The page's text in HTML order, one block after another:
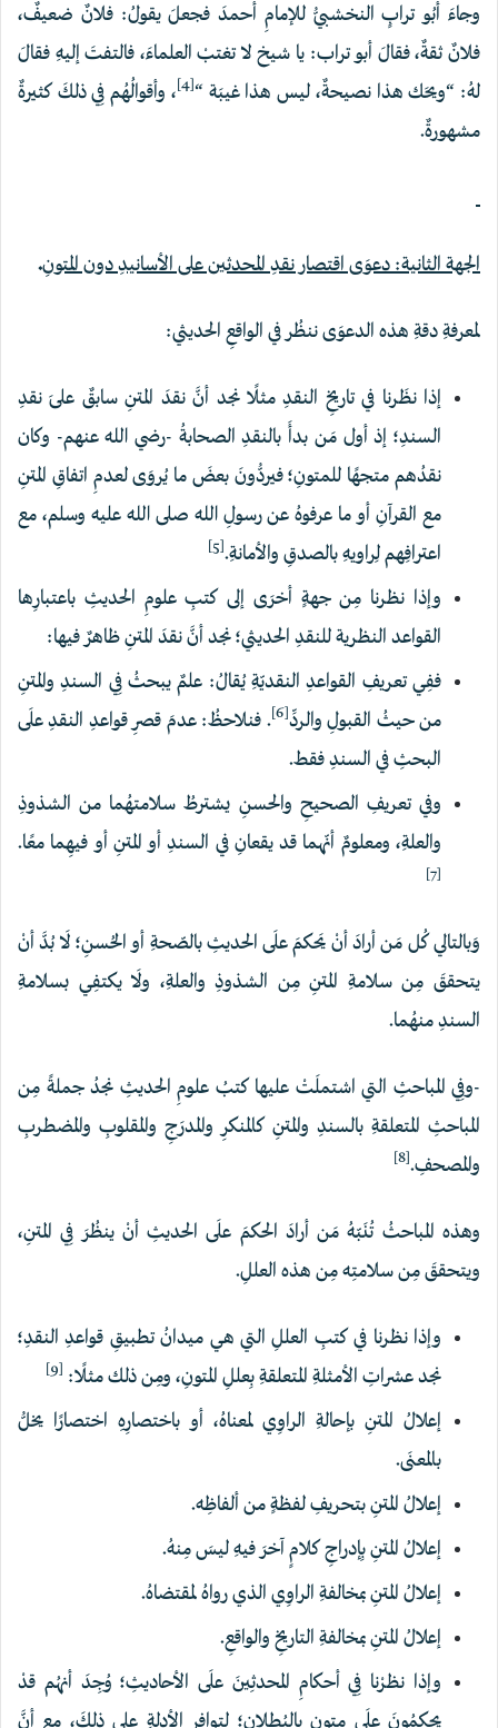
وجاءَ أبُو ترابٍ النخشبيُّ للإمامِ أحمدَ فجعلَ يقولُ: فلانٌ ضعيفٌ،
فلانٌ ثقةٌ، فقالَ أبو تراب: يا شيخ لا تغتبْ العلماءَ، فالتفتَ إليهِ فقالَ
لهُ: “ويحَك هذا نصيحةٌ، ليس هذا غيبَة “[4]
، وأقوالُهُم فِي ذلكَ كثيرةٌ
مشهورةٌ.
الجهة الثانية: دعوَى اقتصار نقدِ المحدثين على الأسانيدِ دون المتونِ.
لمعرفةِ دقةِ هذه الدعوَى ننظُر في الواقعِ الحديثي:
إذا نظَرنا في تاريخِ النقدِ مثلًا نجد أنَّ نقدَ المتنِ سابقٌ علىَ نقدِ
السندِ؛ إذ أول مَن بدأَ بالنقدِ الصحابةُ -رضي الله عنهم- وكان
نقدُهم متجهًا للمتونِ؛ فيردُّونَ بعضَ ما يُروَى لعدمِ اتفاقِ المتنِ
مع القرآنِ أو ما عرفوهُ عن رسولِ الله صلى الله عليه وسلم، مع
اعترافِهم لِراويهِ بالصدقِ والأمانةِ.[5]
وإذا نظرنا مِن جهةٍ أخرَى إلى كتبِ علومِ الحديثِ باعتبارِها
القواعد النظرية للنقدِ الحديثي؛ نجد أنَّ نقدَ المتنِ ظاهرٌ فيها:
ففِي تعريفِ القواعدِ النقديّةِ يُقالُ: علمٌ يبحثُ فِي السندِ والمتنِ
من حيثُ القبولِ والردِّ[6]
. فنلاحظُ: عدمَ قصرِ قواعدِ النقدِ علَى
البحثِ في السندِ فقط.
وفي تعريفِ الصحيحِ والحسنِ يشترطُ سلامتهُما من الشذوذِ
والعلةِ، ومعلومٌ أنّهما قد يقعانِ في السندِ أو المتنِ أو فيهِما معًا.
[7]
وَبالتالي كُل مَن أرادَ أنْ يَحكمَ علَى الحديثِ بالصّحةِ أو الحُسنِ؛ لَا بُدَّ أنْ
يتحققَ مِن سلامةِ المتنِ مِن الشذوذِ والعلةِ، ولَا يكتفِي بسلامةِ
السندِ منهُما.
-وفِي المباحثِ التي اشتملَتْ عليها كتبُ علومِ الحديثِ نجدُ جملةً مِن
المباحثِ المتعلقةِ بالسندِ والمتنِ كالمنكرِ والمدرَجِ والمقلوبِ والمضطربِ
والمصحفِ.[8]
وهذه المباحثُ تُنَبّهُ مَن أرادَ الحكمَ علَى الحديثِ أنْ ينظُرَ فِي المتنِ،
ويتحققَ مِن سلامتِه مِن هذه العللِ.
وإذا نظرنا في كتبِ العللِ التي هي ميدانُ تطبيقِ قواعدِ النقدِ؛
نجد عشراتِ الأمثلةِ المتعلقةِ بِعللِ المتونِ، ومِن ذلك مثلًا: [9]
إعلالُ المتنِ بإحالةِ الراوِي لمعناهُ، أو باختصارِهِ اختصارًا يخلُّ
بالمعنَى.
إعلالُ المتنِ بتحريفِ لفظةٍ من ألفاظِه.
إعلالُ المتنِ بِإدراجِ كلامٍ آخرَ فيهِ ليسَ مِنهُ.
إعلالُ المتنِ بمخالفةِ الراوِي الذي رواهُ لمقتضاهُ.
إعلالُ المتنِ بمخالفةِ التاريخِ والواقعِ.
وإذا نظرْنا فِي أحكامِ المحدثِينَ علَى الأحاديثِ؛ وُجِدَ أنهُم قدْ
يحكمُونَ علَى متونٍ بالبُطلانِ؛ لتوافرِ الأدلةِ على ذلكَ، مع أنَّ